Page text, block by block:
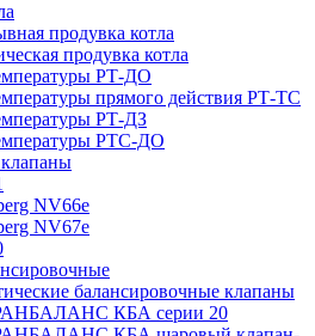
продувка котла
продувка котла
РТ-ДО
прямого действия РТ-ТС
РТ-ДЗ
РТС-ДО
NV66e
NV67e
балансировочные клапаны
КБА серии 20